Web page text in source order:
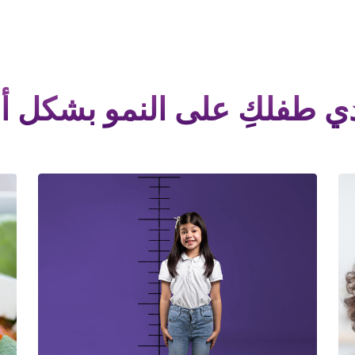
طفلكِ على النمو بشكل